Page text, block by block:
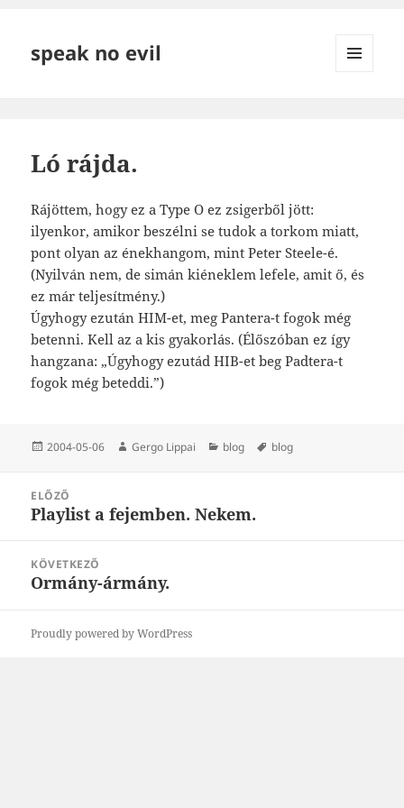
speak no evil
Ló rájda.
Rájöttem, hogy ez a Type O ez zsigerből jött:
ilyenkor, amikor beszélni se tudok a torkom miatt,
pont olyan az énekhangom, mint Peter Steele-é.
(Nyilván nem, de simán kiéneklem lefele, amit ő, és
ez már teljesítmény.)
Úgyhogy ezután HIM-et, meg Pantera-t fogok még
betenni. Kell az a kis gyakorlás. (Élőszóban ez így
hangzana: „Úgyhogy ezutád HIB-et beg Padtera-t
fogok még beteddi.”)
Közzétéve
2004-05-06 Szerző
Gergo Lippai Kategória
blog Címke
blog
navigáció
ELŐZŐ
Korábbi
Playlist a fejemben. Nekem.
KÖVETKEZŐ
Következő
Ormány-ármány.
Proudly powered by WordPress